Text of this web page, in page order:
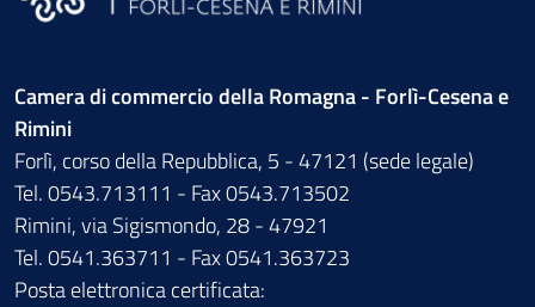
Camera di commercio della Romagna - Forlì-Cesena e
Rimini
Forlì, corso della Repubblica, 5 - 47121 (sede legale)
Tel. 0543.713111 - Fax 0543.713502
Rimini, via Sigismondo, 28 - 47921
Tel. 0541.363711 - Fax 0541.363723
Posta elettronica certificata: